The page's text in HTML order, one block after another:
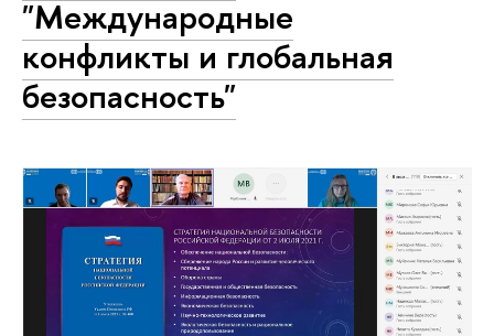
"Международные
конфликты и глобальная
безопасность"